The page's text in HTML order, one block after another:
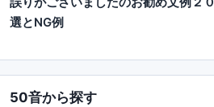
選とNG例
50音から探す